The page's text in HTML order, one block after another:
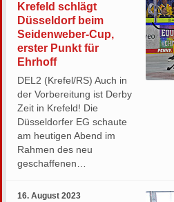
Krefeld schlägt
Düsseldorf beim
Seidenweber-Cup,
erster Punkt für
Ehrhoff
DEL2 (Krefel/RS) Auch in
der Vorbereitung ist Derby
Zeit in Krefeld! Die
Düsseldorfer EG schaute
am heutigen Abend im
Rahmen des neu
geschaffenen…
16. August 2023